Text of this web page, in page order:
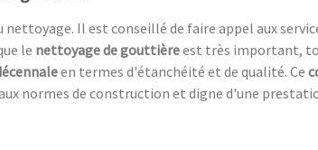
Il est conseillé de faire appel aux
le nettoyage de gouttièreest très important,
en termes d'étanchéité et de qualité. Ce
normes de construction et digne d'une